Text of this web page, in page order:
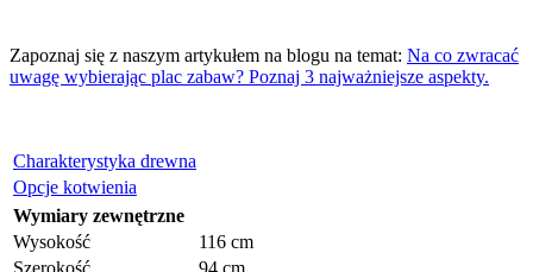
Zapoznaj się z naszym artykułem na blogu na temat: Na co zwracać
uwagę wybierając plac zabaw? Poznaj 3 najważniejsze aspekty.
Charakterystyka drewna
Opcje kotwienia
Wymiary zewnętrzne
Wysokość
116 cm
Szerokość
94 cm